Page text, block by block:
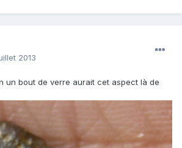
2013
un bout de verre aurait cet aspect là de